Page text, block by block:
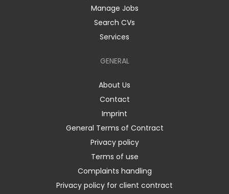
Manage Jobs
Search CVs
Services
GENERAL
About Us
Contact
Imprint
General Terms of Contract
Privacy policy
Terms of use
Complaints handling
Privacy policy for client contract